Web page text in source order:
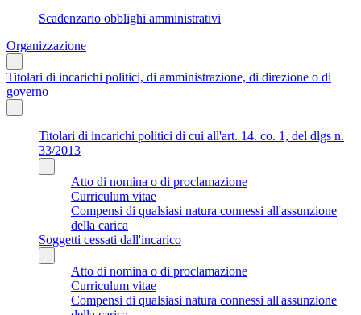
Scadenzario obblighi amministrativi
Organizzazione
Titolari di incarichi politici, di amministrazione, di direzione o di
governo
Titolari di incarichi politici di cui all'art. 14. co. 1, del dlgs n.
33/2013
Atto di nomina o di proclamazione
Curriculum vitae
Compensi di qualsiasi natura connessi all'assunzione
della carica
Soggetti cessati dall'incarico
Atto di nomina o di proclamazione
Curriculum vitae
Compensi di qualsiasi natura connessi all'assunzione